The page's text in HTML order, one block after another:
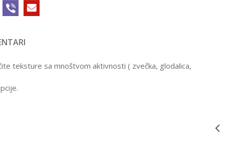
teksture sa mnoštvom aktivnosti ( zvečka, glodalica,
IGRAČKE ZA BEBE 21748 8.999,00